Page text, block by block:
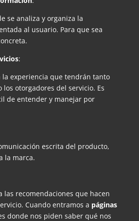
se analiza y organiza la
al usuario. Para que sea
:
la experiencia que tendrán tanto
los otorgadores del servicio. Es
de entender y manejar por
escrita del producto,
la marca.
las recomendaciones que hacen
Cuando entramos a páginas
donde nos piden saber qué nos